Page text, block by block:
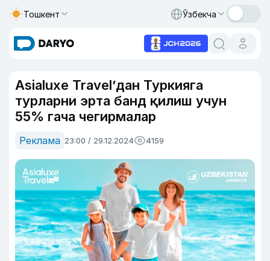
Тошкент Ўзбекча
Asialuxe Travel’дан Туркияга
турларни эрта банд қилиш учун
55% гача чегирмалар
Реклама 23:00 / 29.12.2024 4159